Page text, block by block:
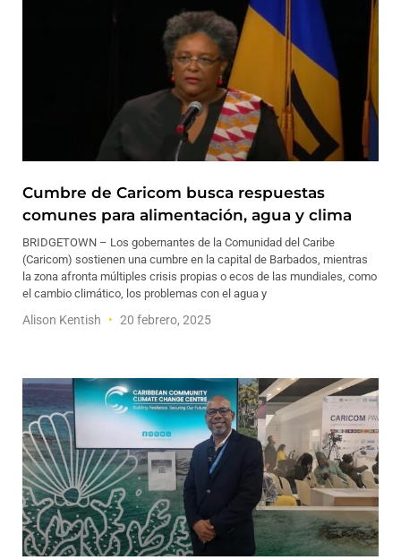
Cumbre de Caricom busca respuestas
comunes para alimentación, agua y clima
BRIDGETOWN – Los gobernantes de la Comunidad del Caribe
(Caricom) sostienen una cumbre en la capital de Barbados, mientras
la zona afronta múltiples crisis propias o ecos de las mundiales, como
el cambio climático, los problemas con el agua y
Alison Kentish 20 febrero, 2025